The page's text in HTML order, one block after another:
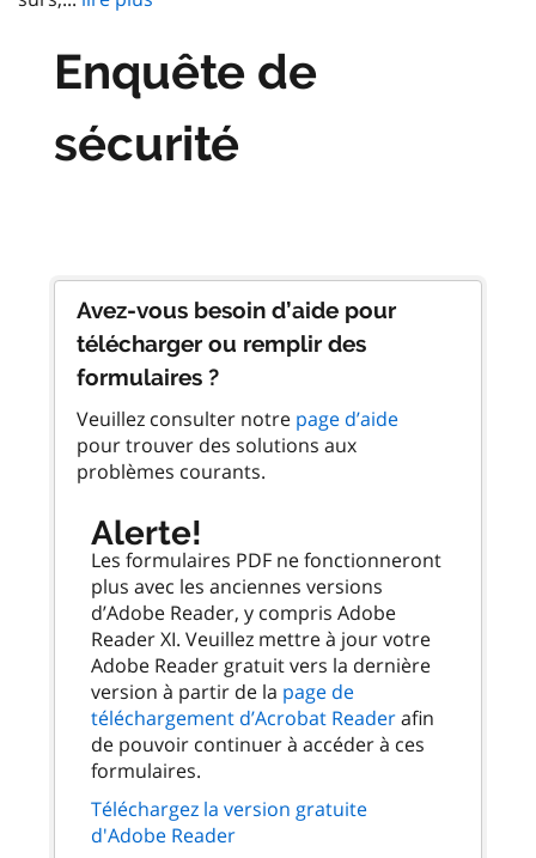
Enquête de
sécurité
Avez-vous besoin d’aide pour
télécharger ou remplir des
formulaires ?
Veuillez consulter notre page d’aide
pour trouver des solutions aux
problèmes courants.
Alerte!
Les formulaires PDF ne fonctionneront
plus avec les anciennes versions
d’Adobe Reader, y compris Adobe
Reader XI. Veuillez mettre à jour votre
Adobe Reader gratuit vers la dernière
version à partir de la page de
téléchargement d’Acrobat Readerafin
de pouvoir continuer à accéder à ces
formulaires.
Téléchargez la version gratuite
d'Adobe Reader